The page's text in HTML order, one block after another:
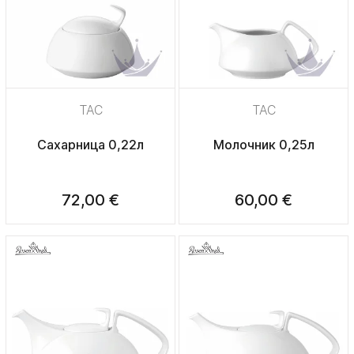
TAC
Сахарница 0,22л
72,00 €
TAC
Молочник 0,25л
60,00 €